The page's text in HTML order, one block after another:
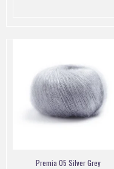
Premia 05 Silver Grey